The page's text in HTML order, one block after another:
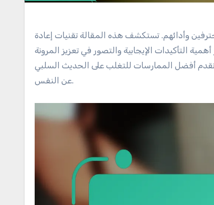
وأدائهم. تستكشف هذه المقالة تقنيات إعادة
التأكيدات الإيجابية والتصور في تعزيز المرونة
وتقدم أفضل الممارسات للتغلب على الحديث السلبي
عن النفس.